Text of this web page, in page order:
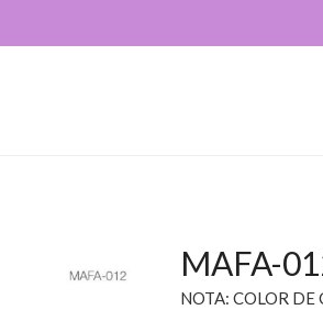
MAFA-
NOTA: COLOR